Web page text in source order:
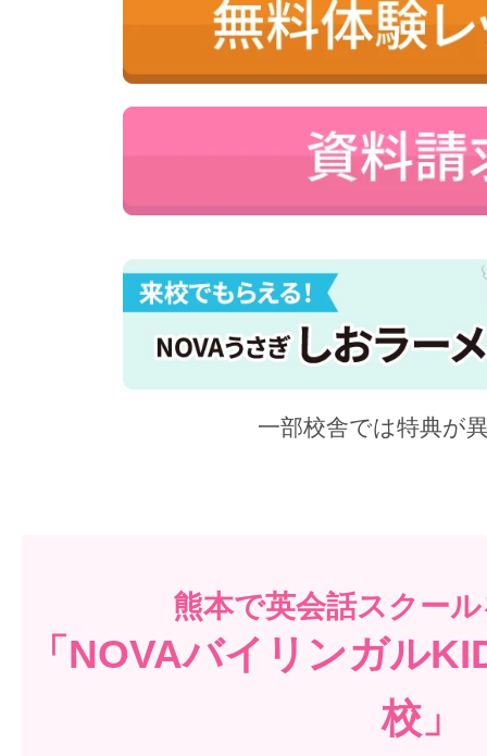
一部校舎では特典が
熊本で英会話スクー
「NOVAバイリンガル
校」